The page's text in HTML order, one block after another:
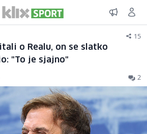
15
o Realu, on se slatko
"To je sjajno"
2